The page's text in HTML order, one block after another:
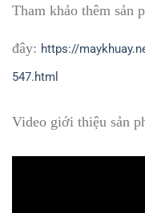
Tham khảo thêm sản
đây: https://
547.html
Video giới thiệu sản